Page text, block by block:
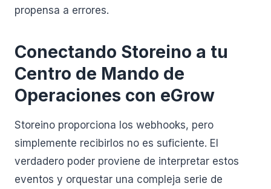
propensa a errores.
Conectando Storeino a tu
Centro de Mando de
Operaciones con eGrow
Storeino proporciona los webhooks, pero
simplemente recibirlos no es suficiente. El
verdadero poder proviene de interpretar estos
eventos y orquestar una compleja serie de